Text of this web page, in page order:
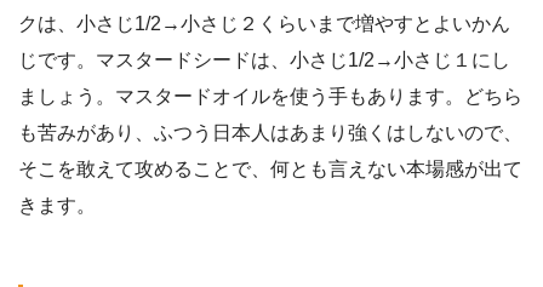
クは、小さじ1/2→小さじ２くらいまで増やすとよいかん
じです。マスタードシードは、小さじ1/2→小さじ１にし
ましょう。マスタードオイルを使う手もあります。どちら
も苦みがあり、ふつう日本人はあまり強くはしないので、
そこを敢えて攻めることで、何とも言えない本場感が出て
きます。